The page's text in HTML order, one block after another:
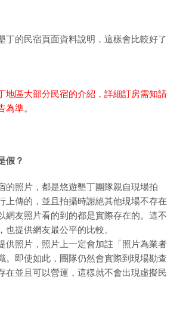
丁的民宿頁面資料說明，這樣會比較好了
地區大部分民宿的介紹，詳細訂房需知請
為準。
假？
的照片，都是悠遊墾丁團隊親自現場拍
上傳的，並且拍攝時謝絕其他現場不存在
網友照片看的到的都是實際存在的。這不
也提供網友最公平的比較。
供照片，照片上一定會加註「照片為業者
。即使如此，團隊仍然會實際到現場勘查
在並且可以營運，這樣就不會出現虛擬民